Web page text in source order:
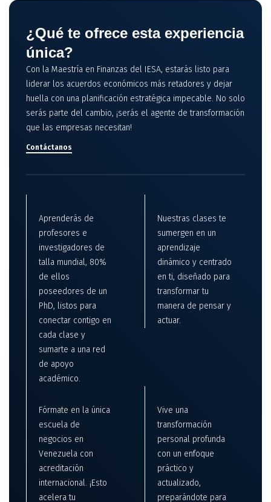
¿Qué te ofrece esta experiencia
única?
Con la Maestría en Finanzas del IESA, estarás listo para
liderar los acuerdos económicos más retadores y dejar
huella con una planificación estratégica impecable. No solo
serás parte del cambio, ¡serás el agente de transformación
que las empresas necesitan!
Contáctanos
Aprenderás de
profesores e
investigadores de
talla mundial, 80%
de ellos
poseedores de un
PhD, listos para
conectar contigo en
cada clase y
sumarte a una red
de apoyo
académico.
Nuestras clases te
sumergen en un
aprendizaje
dinámico y centrado
en ti, diseñado para
transformar tu
manera de pensar y
actuar.
Fórmate en la única
escuela de
negocios en
Venezuela con
acreditación
internacional. ¡Esto
acelera tu
Vive una
transformación
personal profunda
con un enfoque
práctico y
actualizado,
preparándote para